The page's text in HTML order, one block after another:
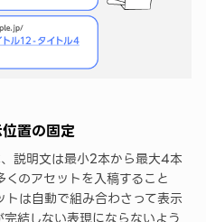
置の固定
説明文は最小2本から最大4本
のアセットを入稿すること
は自動で組み合わさって表示
結しない表現にならないよう